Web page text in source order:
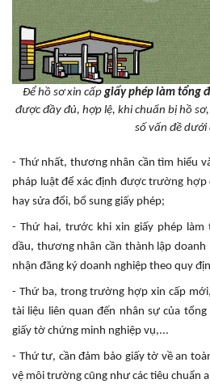
Để hồ sơ xin cấpgiấy phép làm tổng
được đầy đủ, hợp lệ, khi chuẩn bị hồ
số vấn đề dưới
- Thứ nhất, thương nhân cần tìm hiểu
pháp luật để xác định được trường hợp
hay sửa đổi, bổ sung giấy phép;
- Thứ hai, trước khi xin giấy phép làm
dầu, thương nhân cần thành lập doanh
nhận đăng ký doanh nghiệp theo quy
- Thứ ba, trong trường hợp xin cấp
tài liệu liên quan đến nhân sự của
giấy tờ chứng minh nghiệp vụ,...
- Thứ tư, cần đảm bảo giấy tờ về an
vệ môi trường cũng như các tiêu chuẩn